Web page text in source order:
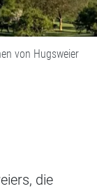
von Hugsweier
die